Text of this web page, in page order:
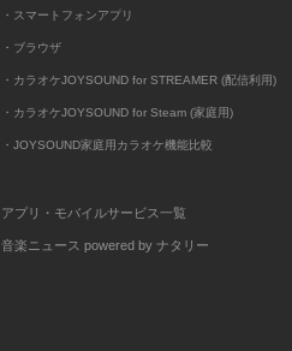
・スマートフォンアプリ
・ブラウザ
・カラオケJOYSOUND for STREAMER (配信利用)
・カラオケJOYSOUND for Steam (家庭用)
・JOYSOUND家庭用カラオケ機能比較
アプリ・モバイルサービス一覧
音楽ニュース powered by ナタリー